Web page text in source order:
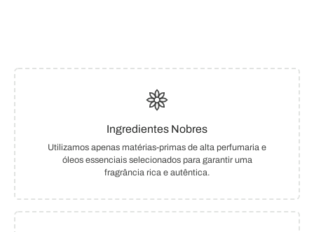
Ingredientes Nobres
Utilizamos apenas matérias-primas de alta perfumaria e
óleos essenciais selecionados para garantir uma
fragrância rica e autêntica.